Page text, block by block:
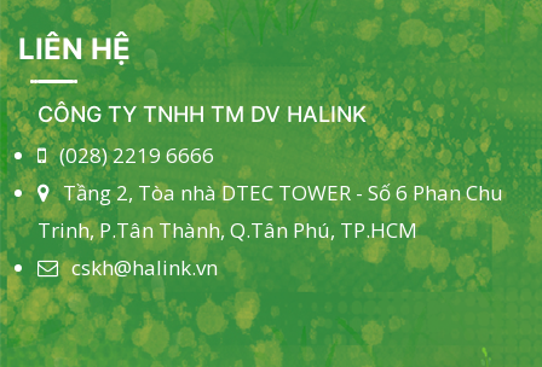
LIÊN HỆ
CÔNG TY TNHH TM DV HALINK
(028) 2219 6666
Tầng 2, Tòa nhà DTEC TOWER - Số 6 Phan Chu
Trinh, P.Tân Thành, Q.Tân Phú, TP.HCM
cskh@halink.vn